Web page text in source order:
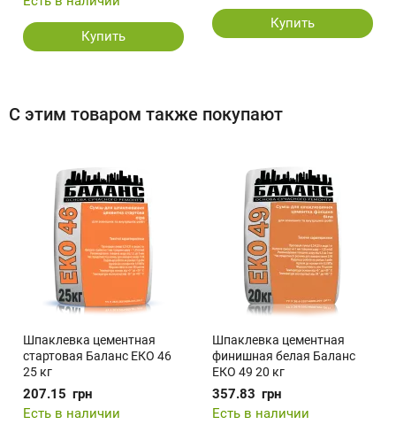
Купить
Купить
С этим товаром также покупают
Шпаклевка цементная
стартовая Баланс ЕКО 46
25 кг
207.15 грн
Есть в наличии
Шпаклевка цементная
финишная белая Баланс
ЕКО 49 20 кг
357.83 грн
Есть в наличии